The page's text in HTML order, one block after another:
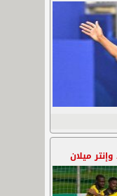
ميلان